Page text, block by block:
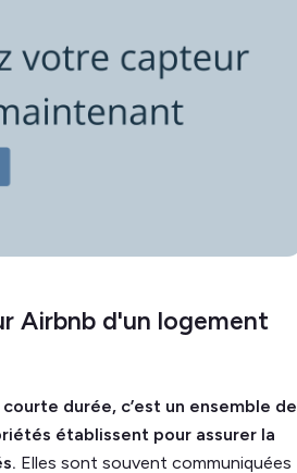
Airbnb d'un logement
durée, c’est un ensemble de
établissent pour assurer la
Elles sont souvent communiquées